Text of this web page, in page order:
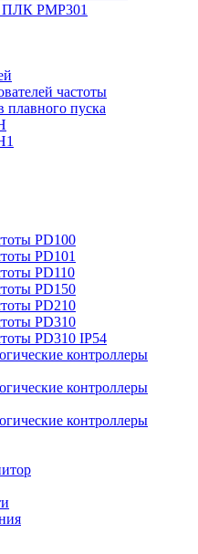
PMP301
частоты
плавного пуска
PD100
PD101
PD110
PD150
PD210
PD310
PD310 IP54
контроллеры
контроллеры
контроллеры